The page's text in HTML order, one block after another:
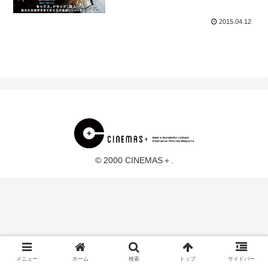
2015.04.12
© 2000 CINEMAS＋.
メニュー ホーム 検索 トップ サイドバー